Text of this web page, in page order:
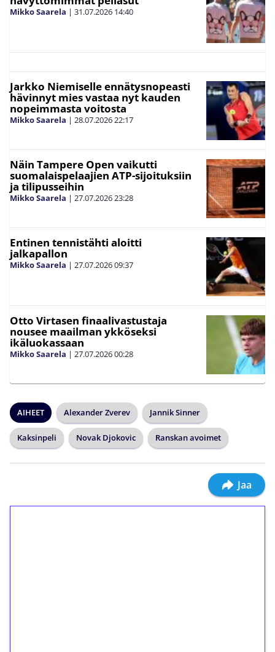
Mikko Saarela | 31.07.2026 14:40
Jarkko Niemiselle ennätysnopeasti
hävinnyt mies vastaa nyt kauden
nopeimmasta voitosta
Mikko Saarela | 28.07.202622:17
Näin Tampere Open vaikutti
suomalaispelaajien ATP-sijoituksiin
ja tilipusseihin
Mikko Saarela | 27.07.202623:28
Entinen tennistähti aloitti
jalkapallon
Mikko Saarela | 27.07.202609:37
Otto Virtasen finaalivastustaja
nousee maailman ykköseksi
ikäluokassaan
Mikko Saarela | 27.07.202600:28
AIHEET Alexander Zverev Jannik Sinner
Kaksinpeli Novak Djokovic Ranskan avoimet
Jaa